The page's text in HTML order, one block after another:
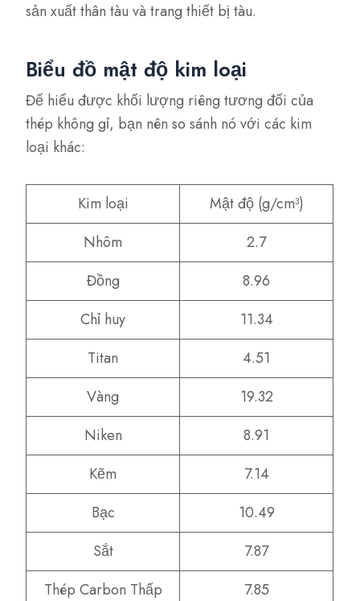
sản xuất thân tàu và trang thiết bị tàu.
Biểu đồ mật độ kim loại
Để hiểu được khối lượng riêng tương đối của
thép không gỉ, bạn nên so sánh nó với các kim
loại khác:
Kim loại
Mật độ (g/cm³)
Nhôm
2.7
Đồng
8.96
Chỉ huy
11.34
Titan
4.51
Vàng
19.32
Niken
8.91
Kẽm
7.14
Bạc
10.49
Sắt
7.87
Thép Carbon Thấp
7.85